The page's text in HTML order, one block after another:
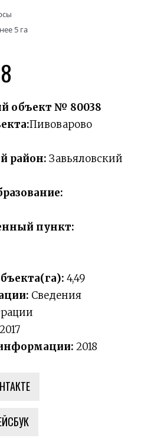
5 га
объект № 80038
Пивоварово
район: Завьяловский
пункт:
4,49
Сведения
2017
2018